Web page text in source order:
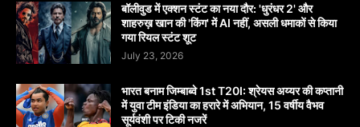
बॉलीवुड में एक्शन स्टंट का नया दौर: 'धुरंधर 2' और
शाहरुख़ खान की 'किंग' में AI नहीं, असली धमाकों से किया
गया रियल स्टंट शूट
July 23, 2026
भारत बनाम जिम्बाब्वे 1st T20I: श्रेयस अय्यर की कप्तानी
में युवा टीम इंडिया का हरारे में अभियान, 15 वर्षीय वैभव
सूर्यवंशी पर टिकी नजरें